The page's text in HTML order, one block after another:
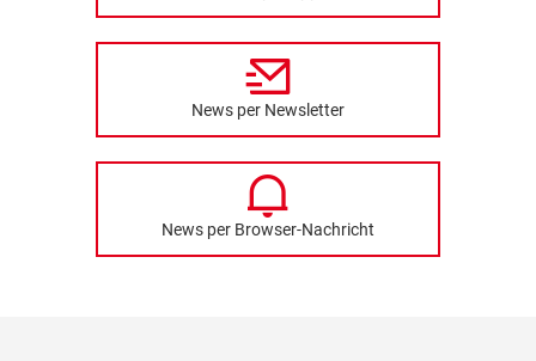
News per Newsletter
News per Browser-Nachricht